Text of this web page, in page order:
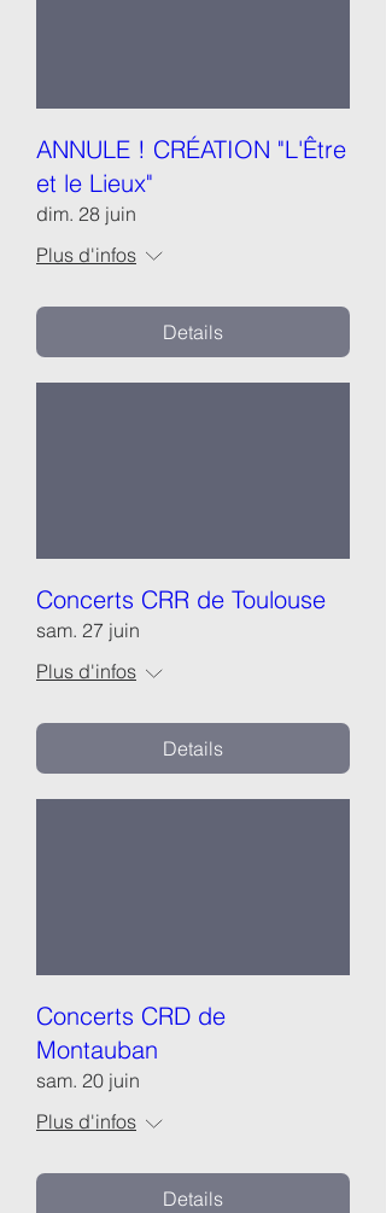
ANNULE ! CRÉATION "L'Être
et le Lieux"
dim. 28 juin
Plus d'infos
Details
Concerts CRR de Toulouse
sam. 27 juin
Plus d'infos
Details
Concerts CRD de
Montauban
sam. 20 juin
Plus d'infos
Details